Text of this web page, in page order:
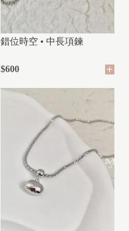
錯位時空 • 中長項鍊
$600